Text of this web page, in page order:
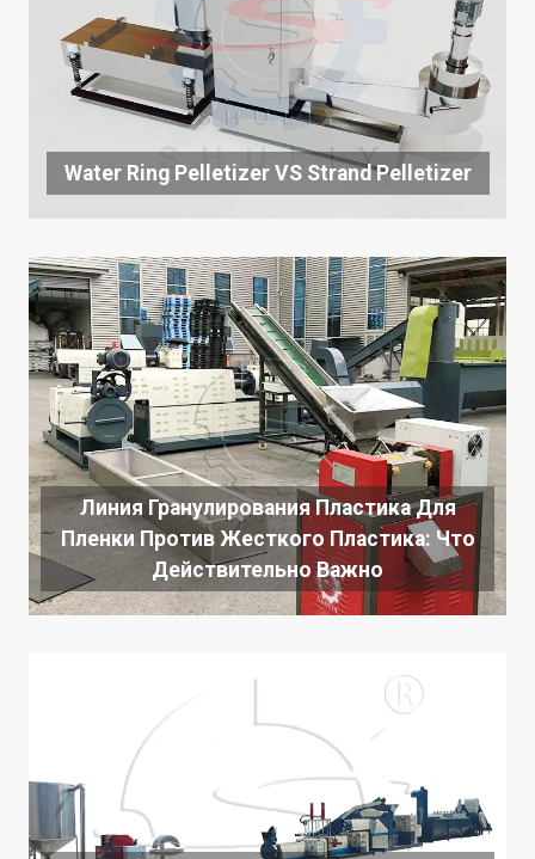
Water Ring Pelletizer VS Strand Pelletizer
Линия Гранулирования Пластика Для
Пленки Против Жесткого Пластика: Что
Действительно Важно